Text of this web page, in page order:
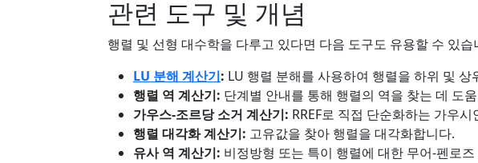
관련 도구 및 개념
행렬 및 선형 대수학을 다루고 있다면 다음 도구도 유용할 수 있습
LU 분해 계산기: LU 행렬 분해를 사용하여 행렬을 하위 및 상
행렬 역 계산기: 단계별 안내를 통해 행렬의 역을 찾는 데 도
가우스-조르당 소거 계산기: RREF로 직접 단순화하는 가우
행렬 대각화 계산기: 고유값을 찾아 행렬을 대각화합니다.
유사 역 계산기: 비정방형 또는 특이 행렬에 대한 무어-펜로